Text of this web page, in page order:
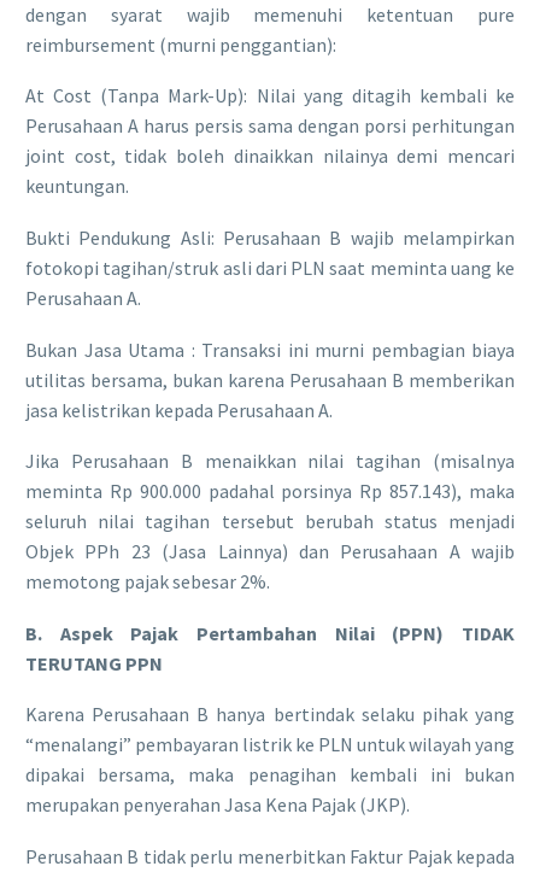
dengan syarat wajib memenuhi ketentuan pure
reimbursement (murni penggantian):
​At Cost (Tanpa Mark-Up): Nilai yang ditagih kembali ke
Perusahaan A harus persis sama dengan porsi perhitungan
joint cost, tidak boleh dinaikkan nilainya demi mencari
keuntungan.
​Bukti Pendukung Asli: Perusahaan B wajib melampirkan
fotokopi tagihan/struk asli dari PLN saat meminta uang ke
Perusahaan A.
​Bukan Jasa Utama : Transaksi ini murni pembagian biaya
utilitas bersama, bukan karena Perusahaan B memberikan
jasa kelistrikan kepada Perusahaan A.
​Jika Perusahaan B menaikkan nilai tagihan (misalnya
meminta Rp 900.000 padahal porsinya Rp 857.143), maka
seluruh nilai tagihan tersebut berubah status menjadi
Objek PPh 23 (Jasa Lainnya) dan Perusahaan A wajib
memotong pajak sebesar 2%.
B. Aspek Pajak Pertambahan Nilai (PPN) TIDAK
TERUTANG PPN
​Karena Perusahaan B hanya bertindak selaku pihak yang
“menalangi” pembayaran listrik ke PLN untuk wilayah yang
dipakai bersama, maka penagihan kembali ini bukan
merupakan penyerahan Jasa Kena Pajak (JKP).
​Perusahaan B tidak perlu menerbitkan Faktur Pajak kepada